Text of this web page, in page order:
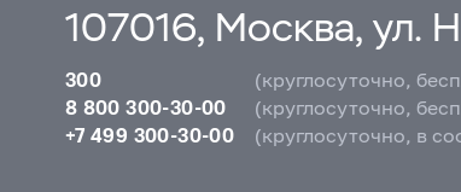
107016, Москва, ул.
300
(круглосуточно,
8 800 300-30-00
(круглосуточно,
+7 499 300-30-00
(круглосуточно, в